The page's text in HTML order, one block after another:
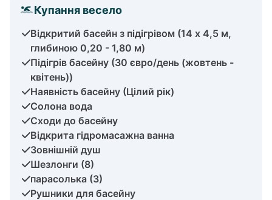
Купання весело
Відкритий басейн з підігрівом (14 х 4,5 м,
глибиною 0,20 - 1,80 м)
Підігрів басейну (30 євро/день (жовтень -
квітень))
Наявність басейну (Цілий рік)
Солона вода
Сходи до басейну
Відкрита гідромасажна ванна
Зовнішній душ
Шезлонги (8)
парасолька (3)
Рушники для басейну